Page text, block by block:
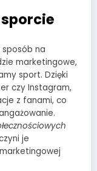
na
marketingowe,
sport. Dzięki
czy Instagram,
z fanami, co
je